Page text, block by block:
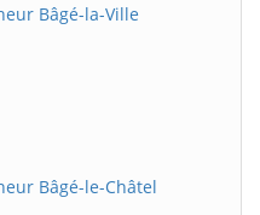
Bâgé-la-Ville
Bâgé-le-Châtel